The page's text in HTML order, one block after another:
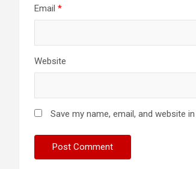
Email *
Website
Save my name, email, and website